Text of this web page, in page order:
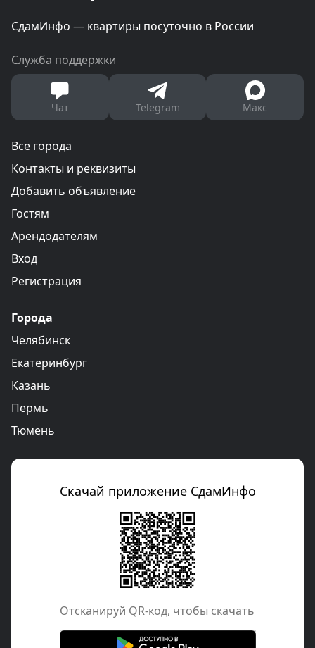
СдамИнфо — квартиры посуточно в России
Служба поддержки
Чат Telegram Макс
Все города
Контакты и реквизиты
Добавить объявление
Гостям
Арендодателям
Вход
Регистрация
Города
Челябинск
Екатеринбург
Казань
Пермь
Тюмень
Скачай приложение СдамИнфо
Отcканируй QR-код, чтобы скачать